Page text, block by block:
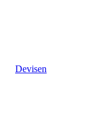
Devisen